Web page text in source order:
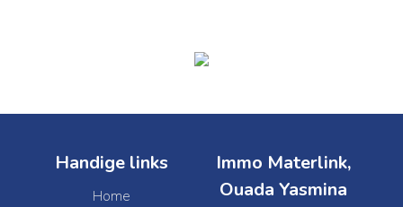
Handige links
Home
Immo Materlink,
Ouada Yasmina